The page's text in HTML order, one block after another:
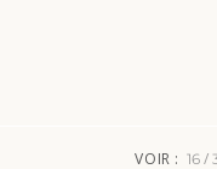
VOIR : 16